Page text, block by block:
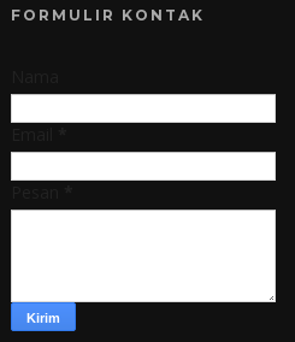
FORMULIR KONTAK